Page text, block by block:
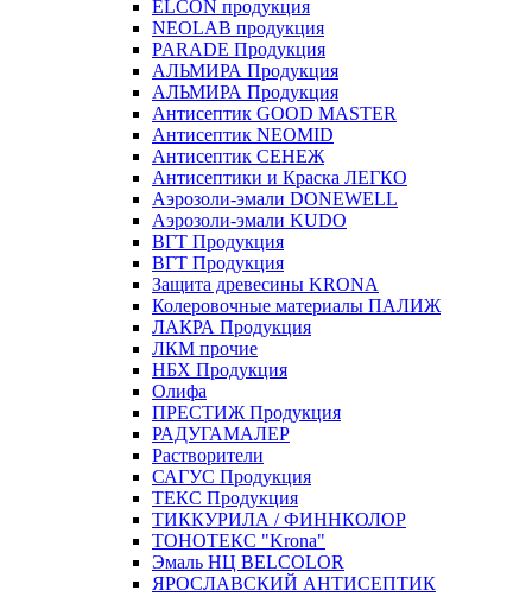
ELCON продукция
NEOLAB продукция
PARADE Продукция
АЛЬМИРА Продукция
АЛЬМИРА Продукция
Антисептик GOOD MASTER
Антисептик NEOMID
Антисептик СЕНЕЖ
Антисептики и Краска ЛЕГКО
Аэрозоли-эмали DONEWELL
Аэрозоли-эмали KUDO
ВГТ Продукция
ВГТ Продукция
Защита древесины KRONA
Колеровочные материалы ПАЛИЖ
ЛАКРА Продукция
ЛКМ прочие
НБХ Продукция
Олифа
ПРЕСТИЖ Продукция
РАДУГАМАЛЕР
Растворители
САГУС Продукция
ТЕКС Продукция
ТИККУРИЛА / ФИННКОЛОР
ТОНОТЕКС "Krona"
Эмаль НЦ BELCOLOR
ЯРОСЛАВСКИЙ АНТИСЕПТИК